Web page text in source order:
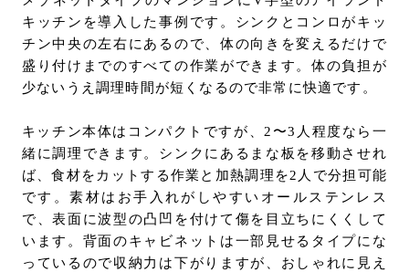
キッチンを導入した事例です。シンクとコンロがキッ
チン中央の左右にあるので、体の向きを変えるだけで
盛り付けまでのすべての作業ができます。体の負担が
少ないうえ調理時間が短くなるので非常に快適です。
キッチン本体はコンパクトですが、2〜3人程度なら一
緒に調理できます。シンクにあるまな板を移動させれ
ば、食材をカットする作業と加熱調理を2人で分担可能
です。素材はお手入れがしやすいオールステンレス
で、表面に波型の凸凹を付けて傷を目立ちにくくして
います。背面のキャビネットは一部見せるタイプにな
っているので収納力は下がりますが、おしゃれに見え